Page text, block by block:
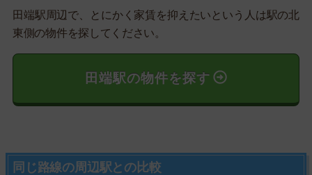
田端駅周辺で、とにかく家賃を抑えたいという人は駅の北
東側の物件を探してください。
田端駅の物件を探す
同じ路線の周辺駅との比較